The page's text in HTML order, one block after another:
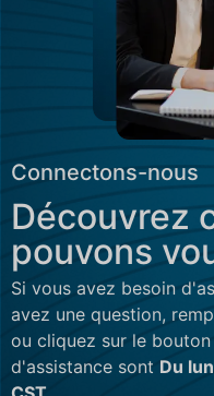
Connectons-nous
Découvrez
pouvons
Si vous avez besoin
avez une question,
ou cliquez sur le
d'assistance sont Du